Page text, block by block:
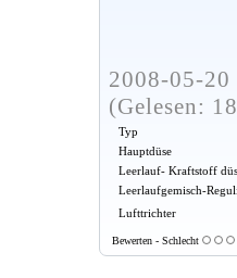
2008-05-
(Gelesen:
Typ
Hauptdüse
Leerlauf- Kraftstoff
Leerlaufgemisch-
Lufttrichter
Bewerten - Schlecht